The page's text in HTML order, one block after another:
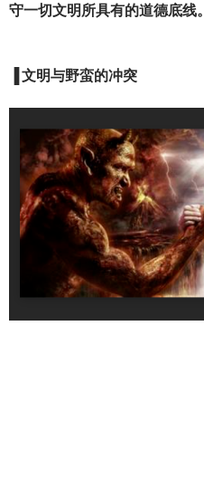
守一切文明所具有的道德底线。
文明与野蛮的冲突